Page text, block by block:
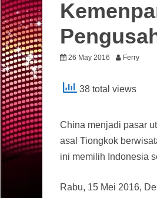
26 May 2016 Ferry
38 total views
China menjadi pasar
asal Tiongkok
ini memilih Indonesia
Rabu, 15 Mei 2016,